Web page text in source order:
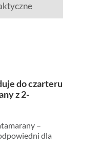
do czarteru
z 2-
–
dla